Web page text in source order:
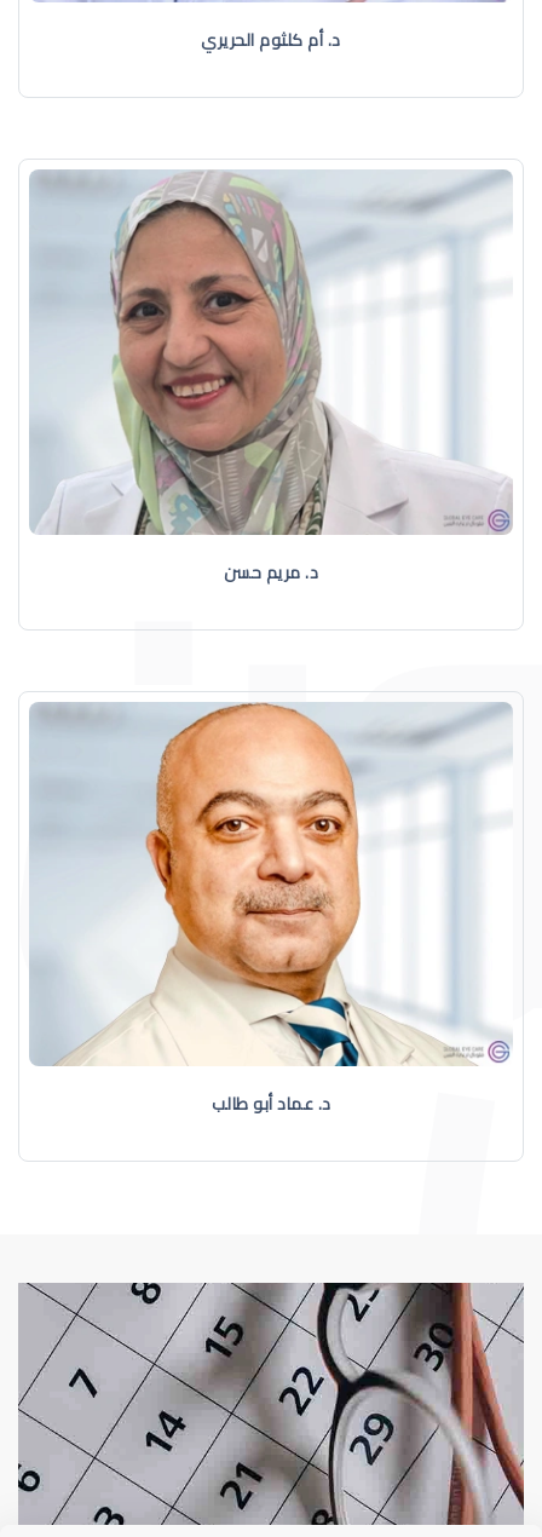
د. أم كلثوم الحريري
د. مريم حسن
د. عماد أبو طالب
د أم كلثوم الحريريطبيب عيون